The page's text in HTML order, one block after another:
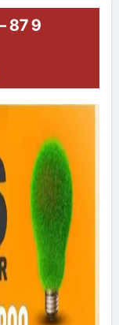
87 9